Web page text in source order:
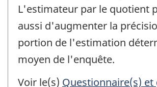
L'estimateur par le quotient
aussi d'augmenter la
portion de l'estimation
moyen de l'enquête.
Voir le(s) Questionnaire(s) et